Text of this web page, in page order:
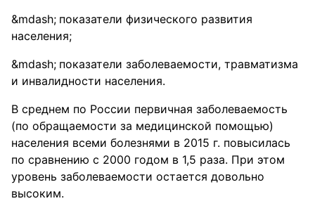
показатели физического развития
населения;
показатели заболеваемости, травматизма
и инвалидности населения.
В среднем по России первичная заболеваемость
(по обращаемости за медицинской помощью)
населения всеми болезнями в 2015 г. повысилась
по сравнению с 2000 годом в 1,5 раза. При этом
уровень заболеваемости остается довольно
высоким.